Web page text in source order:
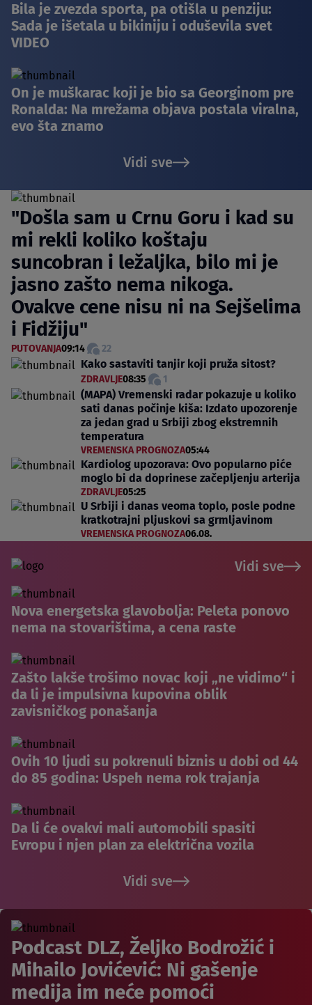
Bila je zvezda sporta, pa otišla u penziju:
Sada je išetala u bikiniju i oduševila svet
VIDEO
On je muškarac koji je bio sa Georginom pre
Ronalda: Na mrežama objava postala viralna,
evo šta znamo
Vidi sve
"Došla sam u Crnu Goru i kad su
mi rekli koliko koštaju
suncobran i ležaljka, bilo mi je
jasno zašto nema nikoga.
Ovakve cene nisu ni na Sejšelima
i Fidžiju"
PUTOVANJA09:14 22
Kako sastaviti tanjir koji pruža sitost?
ZDRAVLJE08:35 1
(MAPA) Vremenski radar pokazuje u koliko
sati danas počinje kiša: Izdato upozorenje
za jedan grad u Srbiji zbog ekstremnih
temperatura
VREMENSKA PROGNOZA05:44
Kardiolog upozorava: Ovo popularno piće
moglo bi da doprinese začepljenju arterija
ZDRAVLJE05:25
U Srbiji i danas veoma toplo, posle podne
kratkotrajni pljuskovi sa grmljavinom
VREMENSKA PROGNOZA06.08.
Vidi sve
Nova energetska glavobolja: Peleta ponovo
nema na stovarištima, a cena raste
Zašto lakše trošimo novac koji „ne vidimo“ i
da li je impulsivna kupovina oblik
zavisničkog ponašanja
Ovih 10 ljudi su pokrenuli biznis u dobi od 44
do 85 godina: Uspeh nema rok trajanja
Da li će ovakvi mali automobili spasiti
Evropu i njen plan za električna vozila
Vidi sve
Podcast DLZ, Željko Bodrožić i
Mihailo Jovićević: Ni gašenje
medija im neće pomoći